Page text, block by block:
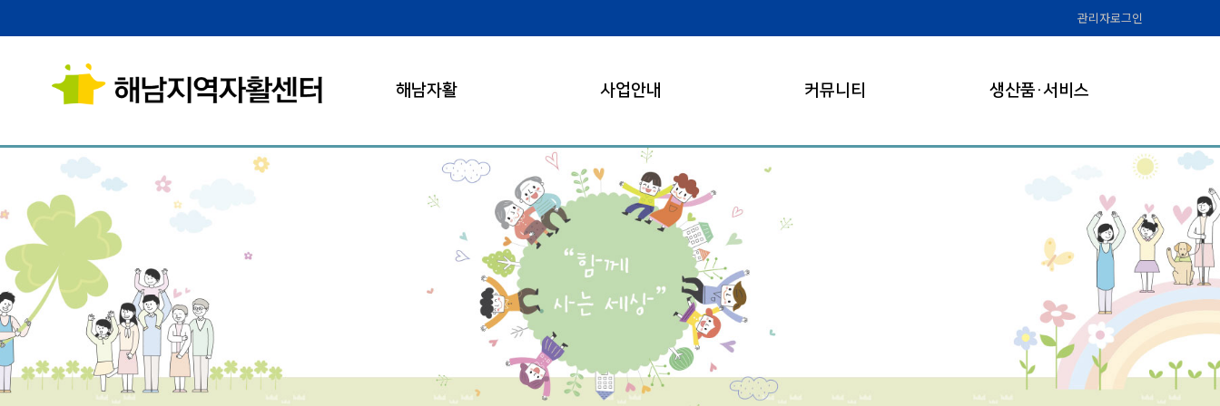
관리자로그인
해남자활 사업안내 커뮤니티 생산품·서비스